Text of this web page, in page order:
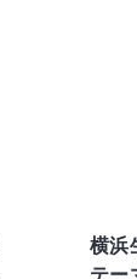
横浜
テー